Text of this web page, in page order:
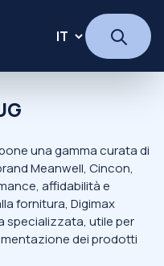
una gamma curata di
Meanwell, Cincon,
affidabilità e
fornitura, Digimax
specializzata, utile per
dei prodotti